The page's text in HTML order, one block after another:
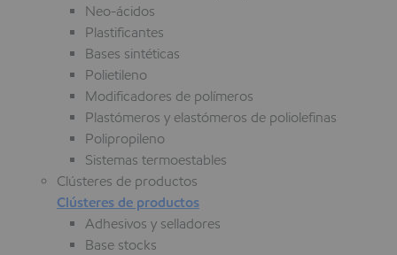
Neo-ácidos
Plastificantes
Bases sintéticas
Polietileno
Modificadores de polímeros
Plastómeros y elastómeros de poliolefinas
Polipropileno
Sistemas termoestables
Clústeres de productos
Clústeres de productos
Adhesivos y selladores
Base stocks